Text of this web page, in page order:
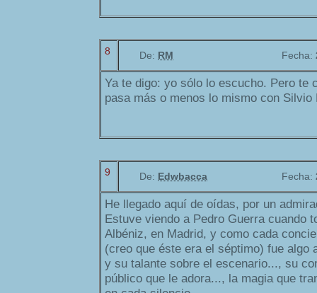
8 De: RM Fecha:
Ya te digo: yo sólo lo escucho. Pero te
pasa más o menos lo mismo con Silvio
9 De: Edwbacca Fecha:
He llegado aquí de oídas, por un
Estuve viendo a Pedro Guerra cuando
Albéniz, en Madrid, y como cada
(creo que éste era el séptimo) fue algo
y su talante sobre el escenario..., su
público que le adora..., la magia que